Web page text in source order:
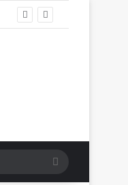
Search